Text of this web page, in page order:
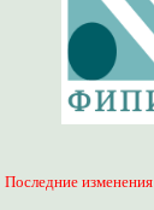
Последние изменения